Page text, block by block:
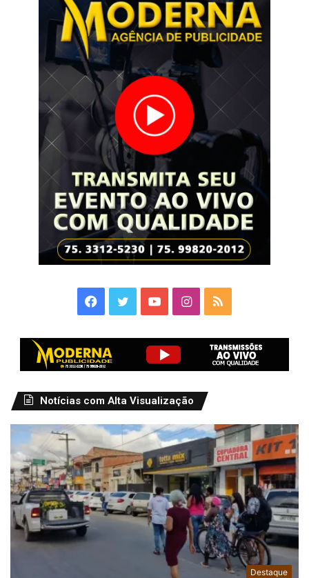
Facebook
TwitterYouTubeInstagram
RSS
Notícias com Alta Visualização
Destaque